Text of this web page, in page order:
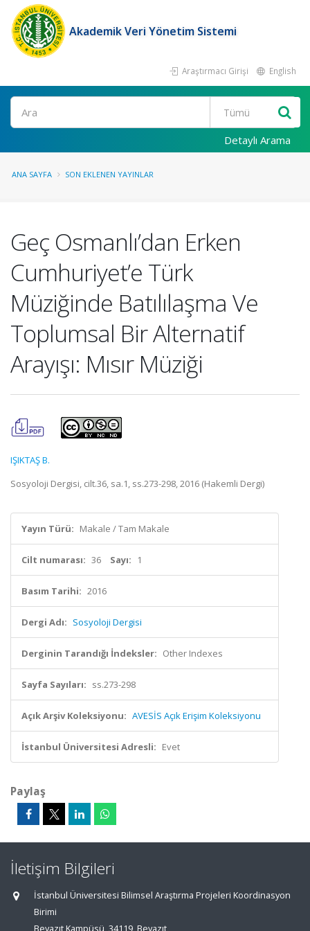
Akademik Veri Yönetim Sistemi
Araştırmacı Girişi English
Ara
Detaylı Arama
ANA SAYFA SON EKLENEN YAYINLAR
Geç Osmanlı’dan Erken
Cumhuriyet’e Türk
Müziğinde Batılılaşma Ve
Toplumsal Bir Alternatif
Arayışı: Mısır Müziği
IŞIKTAŞ B.
Sosyoloji Dergisi, cilt.36, sa.1, ss.273-298, 2016 (Hakemli Dergi)
Yayın Türü: Makale / Tam Makale
Cilt numarası: 36 Sayı: 1
Basım Tarihi: 2016
Dergi Adı: Sosyoloji Dergisi
Derginin Tarandığı İndeksler: Other Indexes
Sayfa Sayıları: ss.273-298
Açık Arşiv Koleksiyonu: AVESİS Açık Erişim Koleksiyonu
İstanbul Üniversitesi Adresli: Evet
Paylaş
İletişim Bilgileri
İstanbul Üniversitesi Bilimsel Araştırma Projeleri Koordinasyon
Birimi
Beyazıt Kampüsü, 34119, Beyazıt